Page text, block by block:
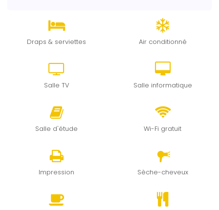
Draps & serviettes Air conditionné
Salle TV Salle informatique
Salle d'étude Wi-Fi gratuit
Impression Sèche-cheveux